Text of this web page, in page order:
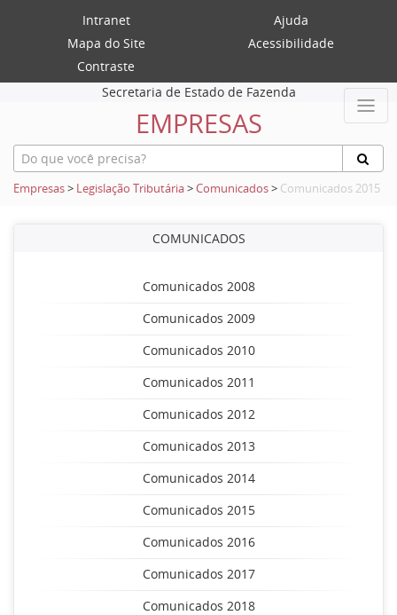
Intranet
Ajuda
Mapa do Site
Acessibilidade
Contraste
Secretaria de Estado de Fazenda
EMPRESAS
Empresas> Legislação Tributária>Comunicados> Comunicados 2015
COMUNICADOS
Comunicados 2008
Comunicados 2009
Comunicados 2010
Comunicados 2011
Comunicados 2012
Comunicados 2013
Comunicados 2014
Comunicados 2015
Comunicados 2016
Comunicados 2017
Comunicados 2018